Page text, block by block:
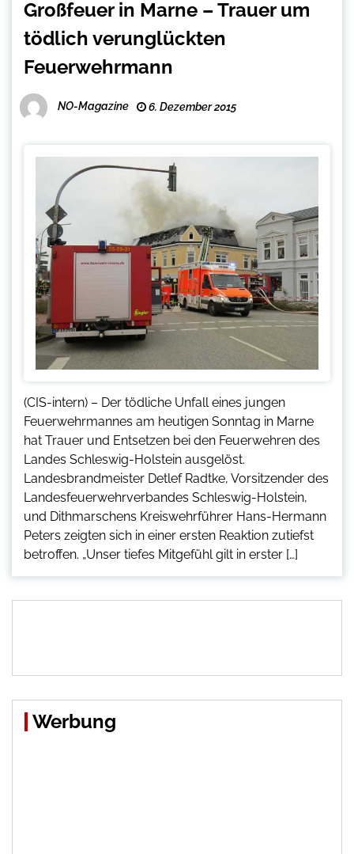
Großfeuer in Marne – Trauer um
tödlich verunglückten
Feuerwehrmann
NO-Magazine 6. Dezember 2015
(CIS-intern) – Der tödliche Unfall eines jungen
Feuerwehrmannes am heutigen Sonntag in Marne
hat Trauer und Entsetzen bei den Feuerwehren des
Landes Schleswig-Holstein ausgelöst.
Landesbrandmeister Detlef Radtke, Vorsitzender des
Landesfeuerwehrverbandes Schleswig-Holstein,
und Dithmarschens Kreiswehrführer Hans-Hermann
Peters zeigten sich in einer ersten Reaktion zutiefst
betroffen. „Unser tiefes Mitgefühl gilt in erster […]
Werbung